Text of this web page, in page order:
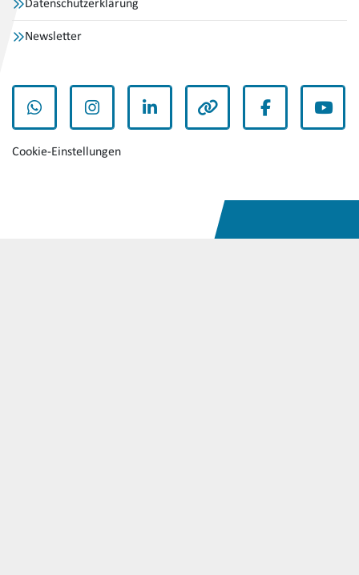
Datenschutzerklärung
Newsletter
WhatsAppInstagramLinkedInandere Facebook
Cookie-Einstellungen